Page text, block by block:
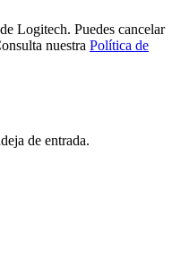
Logitech. Puedes cancelar
nuestra Política de
de entrada.